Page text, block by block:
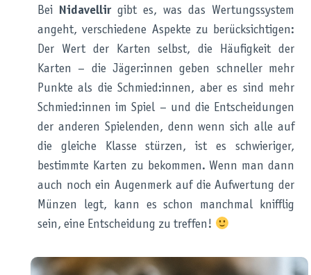
Bei Nidavellirgibt es, was das Wertungssystem
angeht, verschiedene Aspekte zu berücksichtigen:
Der Wert der Karten selbst, die Häufigkeit der
Karten – die Jäger:innen geben schneller mehr
Punkte als die Schmied:innen, aber es sind mehr
Schmied:innen im Spiel – und die Entscheidungen
der anderen Spielenden, denn wenn sich alle auf
die gleiche Klasse stürzen, ist es schwieriger,
bestimmte Karten zu bekommen. Wenn man dann
auch noch ein Augenmerk auf die Aufwertung der
Münzen legt, kann es schon manchmal knifflig
sein, eine Entscheidung zu treffen!